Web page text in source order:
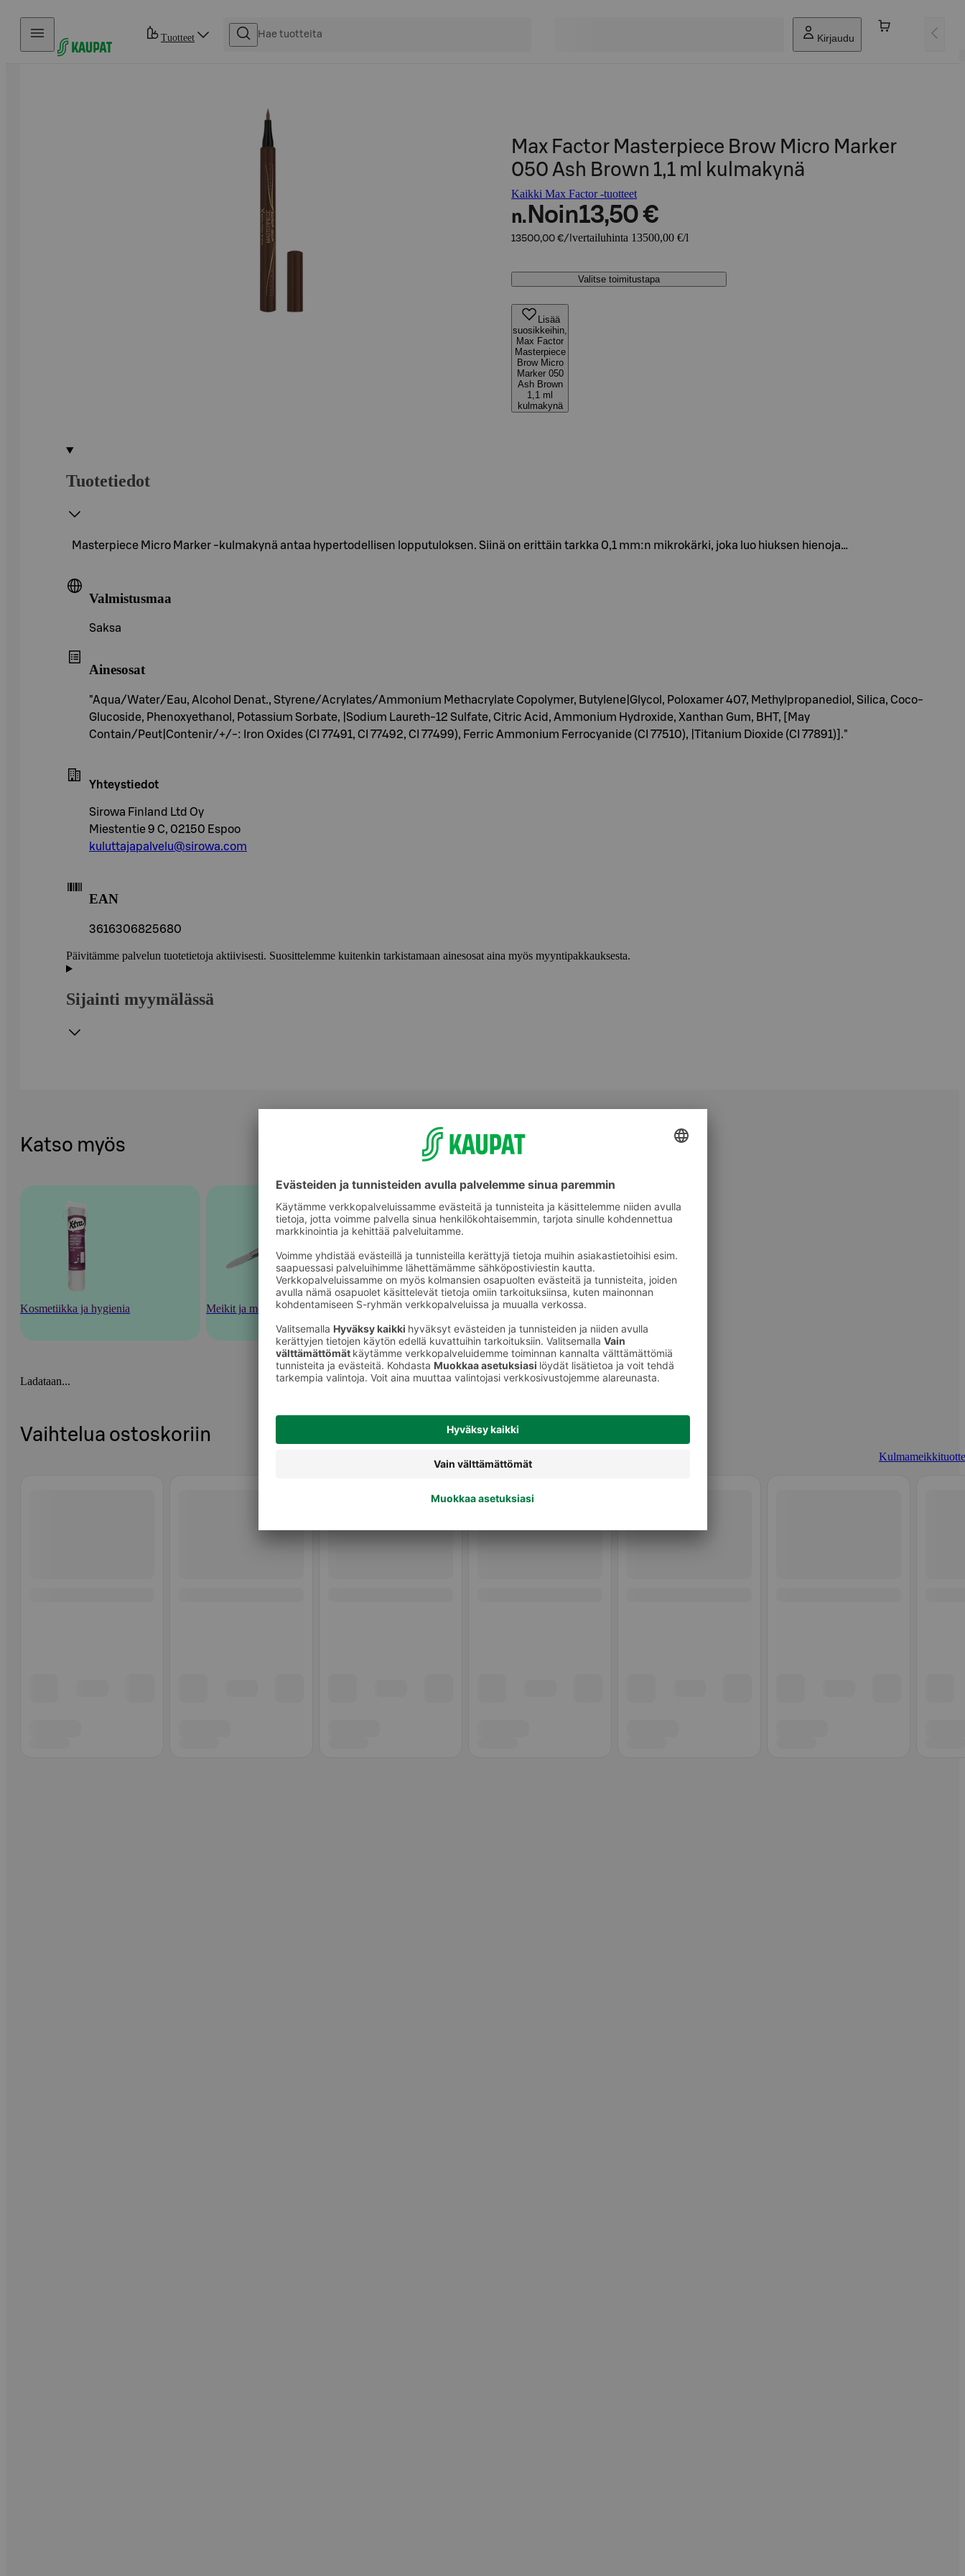
Hyppää sisältöön
Tuotteet Kirjaudu
Max Factor Masterpiece Brow Micro Marker
050 Ash Brown 1,1 ml kulmakynä
Kaikki Max Factor -tuotteet
n. Noin13,50 €
13500,00 €/l vertailuhinta 13500,00 €/l
Valitse toimitustapa
Lisää
suosikkeihin,
Max Factor
Masterpiece
Brow Micro
Marker 050
Ash Brown
1,1 ml
kulmakynä
Tuotetiedot
Masterpiece Micro Marker -kulmakynä antaa hypertodellisen lopputuloksen. Siinä on erittäin tarkka 0,1 mm:n mikrokärki, joka luo hiuksen hienoja…
Valmistusmaa
Saksa
Ainesosat
"Aqua/Water/Eau, Alcohol Denat., Styrene/Acrylates/Ammonium Methacrylate Copolymer, Butylene|Glycol, Poloxamer 407, Methylpropanediol, Silica, Coco-
Glucoside, Phenoxyethanol, Potassium Sorbate, |Sodium Laureth-12 Sulfate, Citric Acid, Ammonium Hydroxide, Xanthan Gum, BHT, [May
Contain/Peut|Contenir/+/-: Iron Oxides (CI 77491, CI 77492, CI 77499), Ferric Ammonium Ferrocyanide (CI 77510), |Titanium Dioxide (CI 77891)]."
Yhteystiedot
Sirowa Finland Ltd Oy
Miestentie 9 C, 02150 Espoo
kuluttajapalvelu@sirowa.com
EAN
3616306825680
Päivitämme palvelun tuotetietoja aktiivisesti. Suosittelemme kuitenkin tarkistamaan ainesosat aina myös myyntipakkauksesta.
Sijainti myymälässä
Katso myös
Kosmetiikka ja hygienia Meikit ja meikkaustarvikkeet Kulmameikkituotteet
Ladataan...
Vaihtelua ostoskoriin